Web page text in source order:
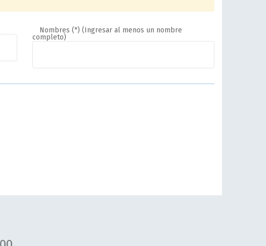
Nombres (*) (Ingresar al menos un nombre
completo)